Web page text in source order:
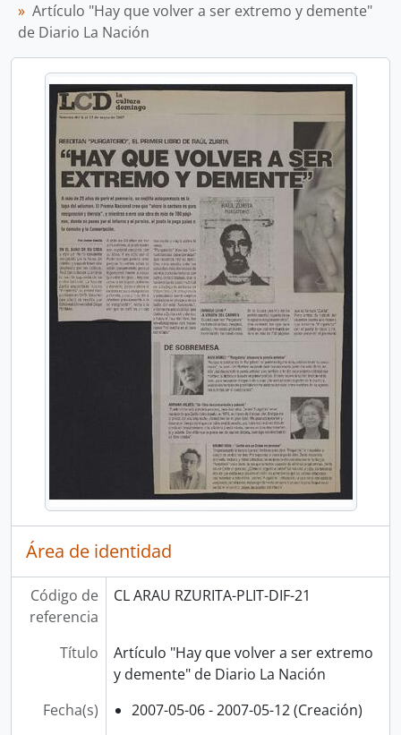
Artículo "Hay que volver a ser extremo y demente"
de Diario La Nación
Área de identidad
Código de
referencia
CL ARAU RZURITA-PLIT-DIF-21
Título
Artículo "Hay que volver a ser extremo
y demente" de Diario La Nación
Fecha(s)
2007-05-06 - 2007-05-12 (Creación)